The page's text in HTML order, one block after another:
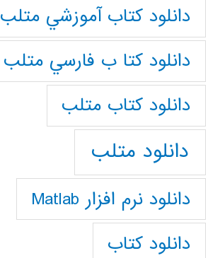
دانلود كتاب آموزشي متلب
دانلود كتا ب فارسي متلب
دانلود كتاب متلب
دانلود متلب
دانلود نرم افزار Matlab
دانلود کتاب